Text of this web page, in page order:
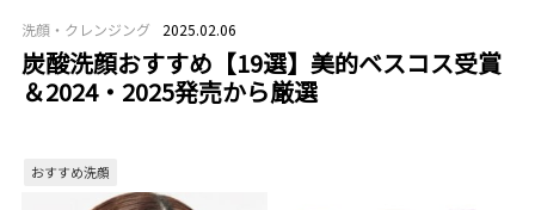
洗顔・クレンジング 2025.02.06
炭酸洗顔おすすめ【19選】美的ベスコス受賞
＆2024・2025発売から厳選
おすすめ洗顔